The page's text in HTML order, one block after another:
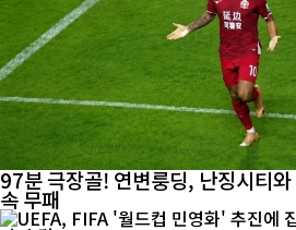
97분 극장골! 연변룽딩, 난징시티
속 무패